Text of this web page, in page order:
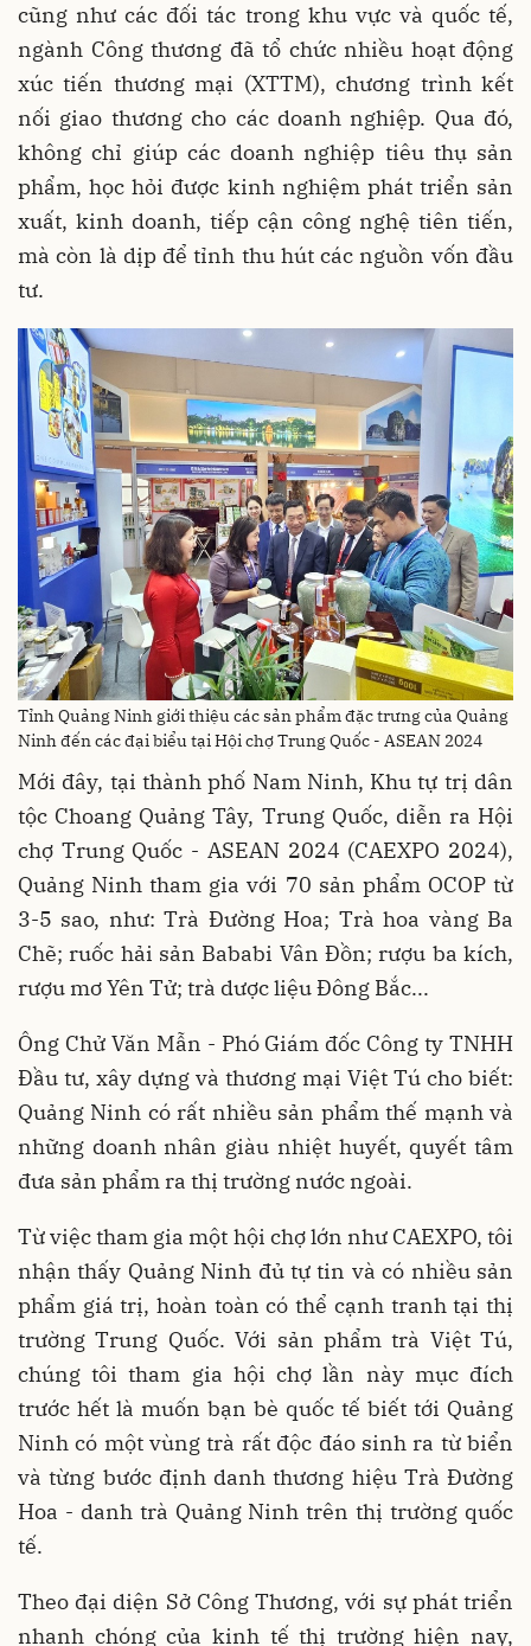
cũng như các đối tác trong khu vực và quốc tế,
ngành Công thương đã tổ chức nhiều hoạt động
xúc tiến thương mại (XTTM), chương trình kết
nối giao thương cho các doanh nghiệp. Qua đó,
không chỉ giúp các doanh nghiệp tiêu thụ sản
phẩm, học hỏi được kinh nghiệm phát triển sản
xuất, kinh doanh, tiếp cận công nghệ tiên tiến,
mà còn là dịp để tỉnh thu hút các nguồn vốn đầu
tư.
Tỉnh Quảng Ninh giới thiệu các sản phẩm đặc trưng của Quảng
Ninh đến các đại biểu tại Hội chợ Trung Quốc - ASEAN 2024
Mới đây, tại thành phố Nam Ninh, Khu tự trị dân
tộc Choang Quảng Tây, Trung Quốc, diễn ra Hội
chợ Trung Quốc - ASEAN 2024 (CAEXPO 2024),
Quảng Ninh tham gia với 70 sản phẩm OCOP từ
3-5 sao, như: Trà Đường Hoa; Trà hoa vàng Ba
Chẽ; ruốc hải sản Bababi Vân Đồn; rượu ba kích,
rượu mơ Yên Tử; trà dược liệu Đông Bắc...
Ông Chử Văn Mẫn - Phó Giám đốc Công ty TNHH
Đầu tư, xây dựng và thương mại Việt Tú cho biết:
Quảng Ninh có rất nhiều sản phẩm thế mạnh và
những doanh nhân giàu nhiệt huyết, quyết tâm
đưa sản phẩm ra thị trường nước ngoài.
Từ việc tham gia một hội chợ lớn như CAEXPO, tôi
nhận thấy Quảng Ninh đủ tự tin và có nhiều sản
phẩm giá trị, hoàn toàn có thể cạnh tranh tại thị
trường Trung Quốc. Với sản phẩm trà Việt Tú,
chúng tôi tham gia hội chợ lần này mục đích
trước hết là muốn bạn bè quốc tế biết tới Quảng
Ninh có một vùng trà rất độc đáo sinh ra từ biển
và từng bước định danh thương hiệu Trà Đường
Hoa - danh trà Quảng Ninh trên thị trường quốc
tế.
Theo đại diện Sở Công Thương, với sự phát triển
nhanh chóng của kinh tế thị trường hiện nay,